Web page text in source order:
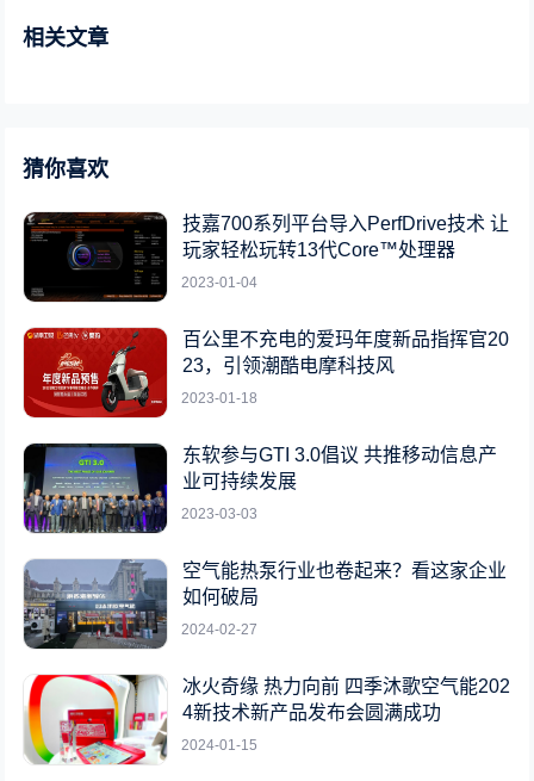
相关文章
猜你喜欢
技嘉700系列平台导入PerfDrive技术 让
玩家轻松玩转13代Core™处理器
2023-01-04
百公里不充电的爱玛年度新品指挥官20
23，引领潮酷电摩科技风
2023-01-18
东软参与GTI 3.0倡议 共推移动信息产
业可持续发展
2023-03-03
空气能热泵行业也卷起来？看这家企业
如何破局
2024-02-27
冰火奇缘 热力向前 四季沐歌空气能202
4新技术新产品发布会圆满成功
2024-01-15